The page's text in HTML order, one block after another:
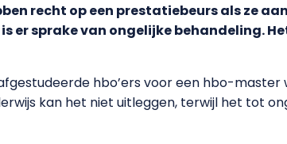
recht op een prestatiebeurs als ze
er sprake van ongelijke behandeling.
hbo’ers voor een hbo-
kan het niet uitleggen, terwijl het tot